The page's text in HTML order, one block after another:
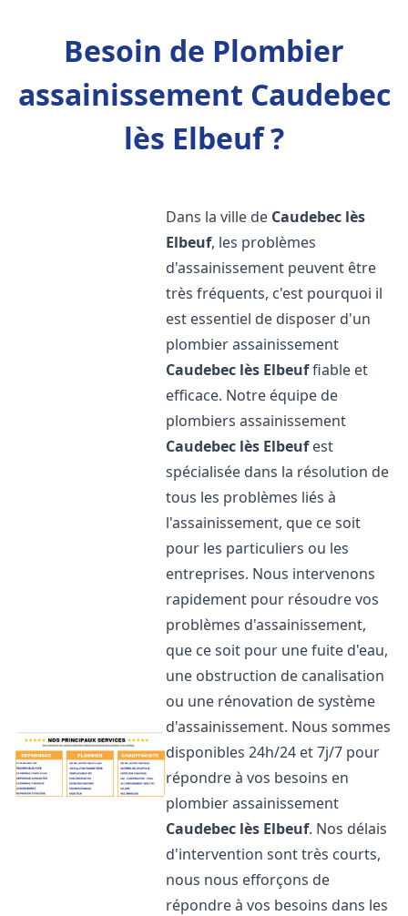
Besoin de Plombier
assainissement Caudebec
lès Elbeuf ?
Dans la ville de Caudebec lès
Elbeuf, les problèmes
d'assainissement peuvent être
très fréquents, c'est pourquoi il
est essentiel de disposer d'un
plombier assainissement
Caudebec lès Elbeuffiable et
efficace. Notre équipe de
plombiers assainissement
Caudebec lès Elbeufest
spécialisée dans la résolution de
tous les problèmes liés à
l'assainissement, que ce soit
pour les particuliers ou les
entreprises. Nous intervenons
rapidement pour résoudre vos
problèmes d'assainissement,
que ce soit pour une fuite d'eau,
une obstruction de canalisation
ou une rénovation de système
d'assainissement. Nous sommes
disponibles 24h/24 et 7j/7 pour
répondre à vos besoins en
plombier assainissement
Caudebec lès Elbeuf. Nos délais
d'intervention sont très courts,
nous nous efforçons de
répondre à vos besoins dans les